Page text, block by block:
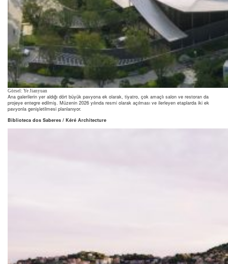
Görsel: Ye Jianyuan
Ana galerilerin yer aldığı dört büyük pavyona ek olarak, tiyatro, çok amaçlı salon ve restoran da
projeye entegre edilmiş. Müzenin 2026 yılında resmi olarak açılması ve ilerleyen etaplarda iki ek
pavyonla genişletilmesi planlanıyor.
Biblioteca dos Saberes / Kéré Architecture